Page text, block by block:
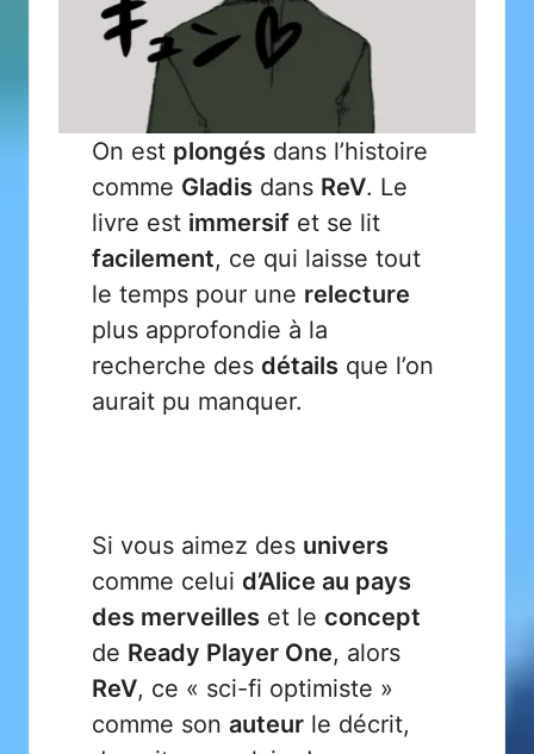
On est plongés dans l’histoire
comme Gladis dans ReV. Le
livre est immersif et se lit
facilement, ce qui laisse tout
le temps pour une relecture
plus approfondie à la
recherche des détails que l’on
aurait pu manquer.
Si vous aimez des univers
comme celui d’Alice au pays
des merveilles et le concept
de Ready Player One, alors
ReV, ce « sci-fi optimiste »
comme son auteur le décrit,